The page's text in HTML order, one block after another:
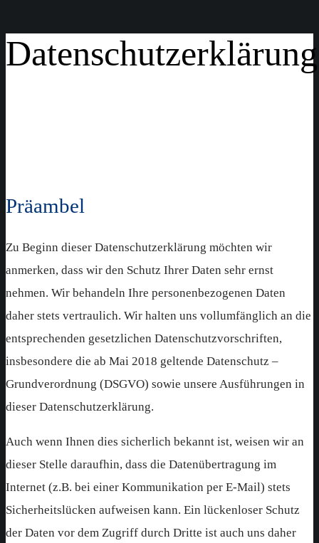
Datenschutzerklärung
Präambel
Zu Beginn dieser Datenschutzerklärung möchten wir
anmerken, dass wir den Schutz Ihrer Daten sehr ernst
nehmen. Wir behandeln Ihre personenbezogenen Daten
daher stets vertraulich. Wir halten uns vollumfänglich an die
entsprechenden gesetzlichen Datenschutzvorschriften,
insbesondere die ab Mai 2018 geltende Datenschutz –
Grundverordnung (DSGVO) sowie unsere Ausführungen in
dieser Datenschutzerklärung.
Auch wenn Ihnen dies sicherlich bekannt ist, weisen wir an
dieser Stelle daraufhin, dass die Datenübertragung im
Internet (z.B. bei einer Kommunikation per E-Mail) stets
Sicherheitslücken aufweisen kann. Ein lückenloser Schutz
der Daten vor dem Zugriff durch Dritte ist auch uns daher